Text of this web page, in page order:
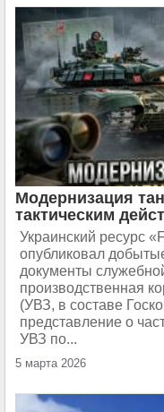
Модернизация
тактическим
Украинский ресурс
опубликовал
документы
производственная
(УВЗ, в составе
представление о
УВЗ по...
5 марта 2026